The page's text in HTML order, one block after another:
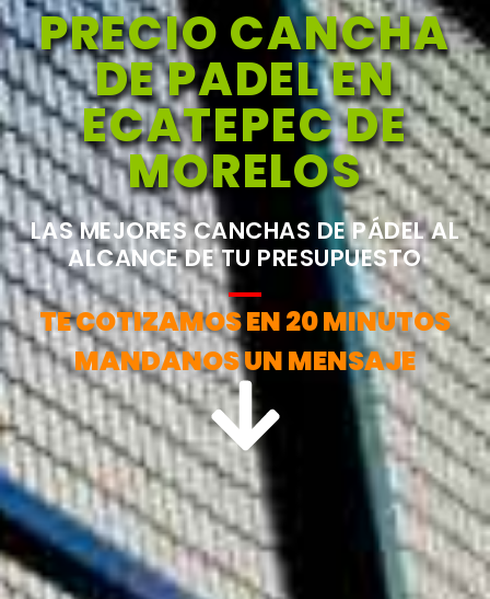
PRECIO CANCHA
DE PADEL EN
ECATEPEC DE
MORELOS
LAS MEJORES CANCHAS DE PÁDEL AL
ALCANCE DE TU PRESUPUESTO
TE COTIZAMOS EN 20 MINUTOS
MANDANOS UN MENSAJE